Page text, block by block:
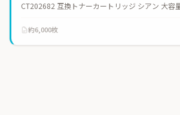
CT202682 互換トナーカートリッジ シアン 大容
約6,000枚